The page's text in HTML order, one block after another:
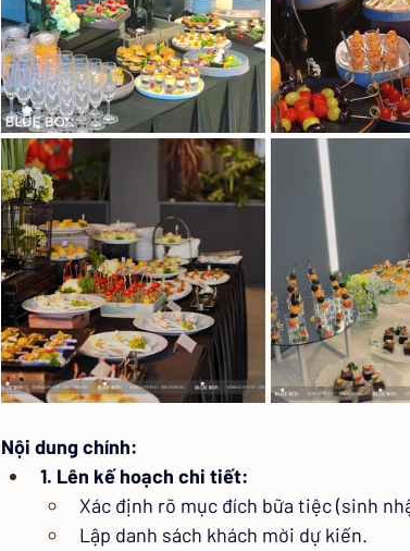
Nội dung chính:
1. Lên kế hoạch chi tiết:
Xác định rõ mục đích bữa tiệc (sinh
Lập danh sách khách mời dự kiến.